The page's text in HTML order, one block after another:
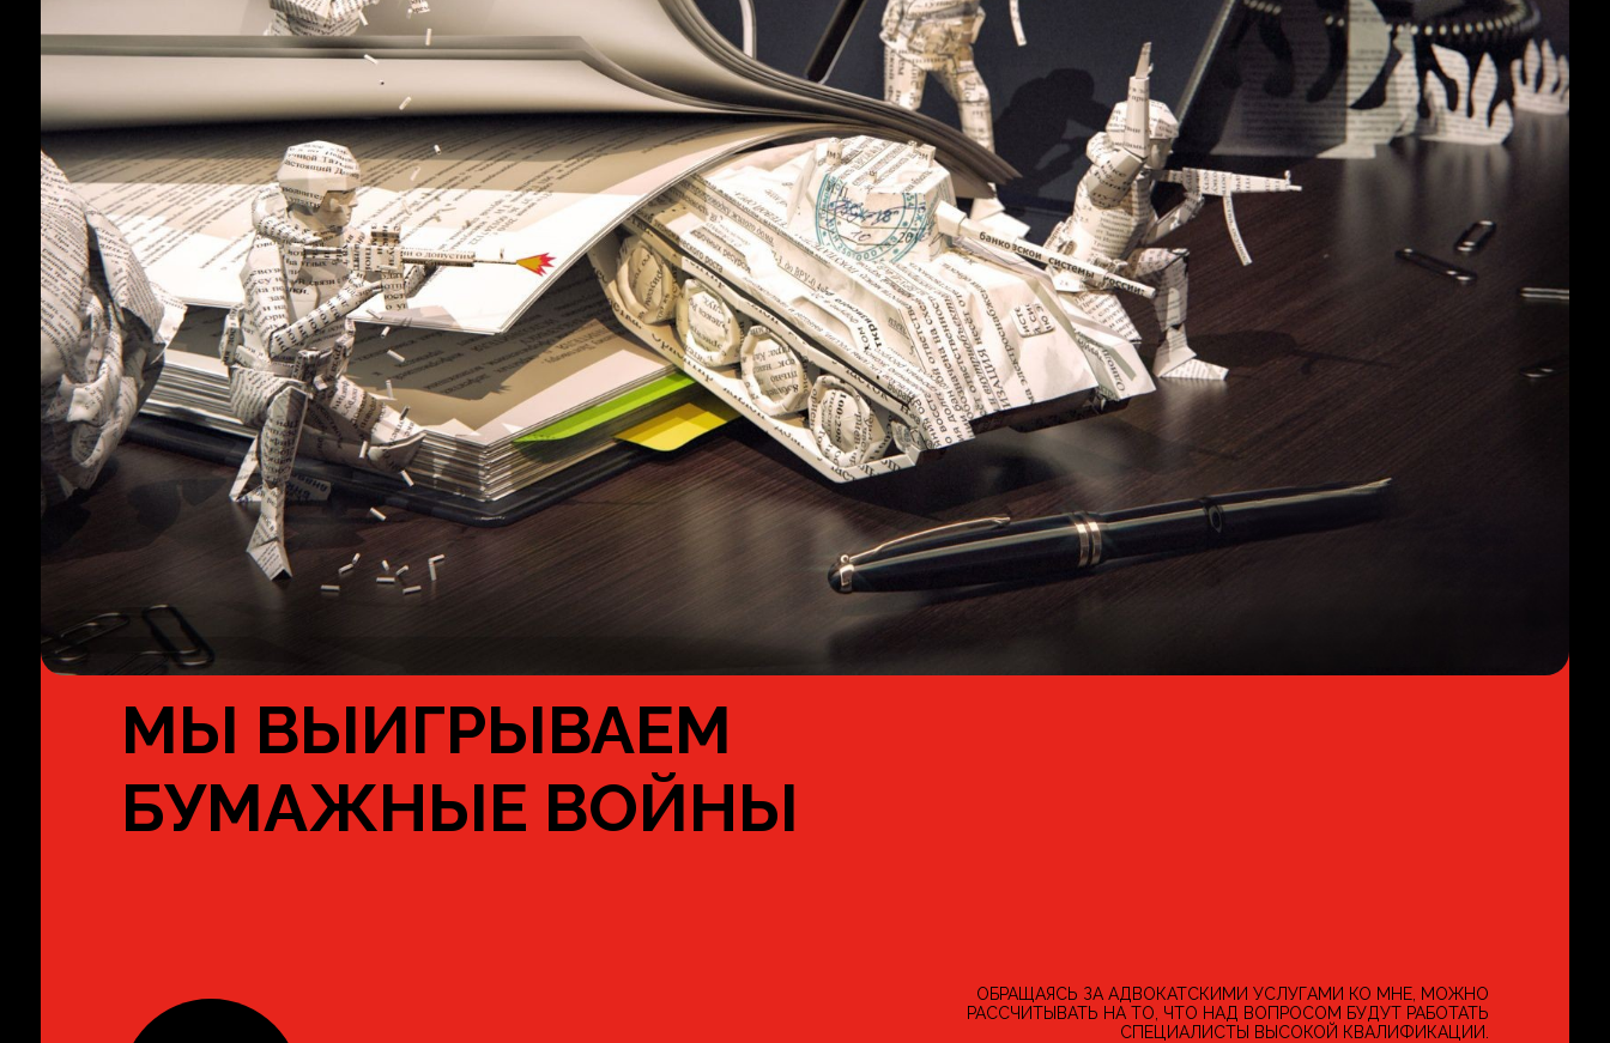
МЫ ВЫИГРЫВАЕМ
БУМАЖНЫЕ ВОЙНЫ
ОБРАЩАЯСЬ ЗА АДВОКАТСКИМИ УСЛУГАМИ КО МНЕ, МОЖНО
РАССЧИТЫВАТЬ НА ТО, ЧТО НАД ВОПРОСОМ БУДУТ РАБОТАТЬ
СПЕЦИАЛИСТЫ ВЫСОКОЙ КВАЛИФИКАЦИИ.